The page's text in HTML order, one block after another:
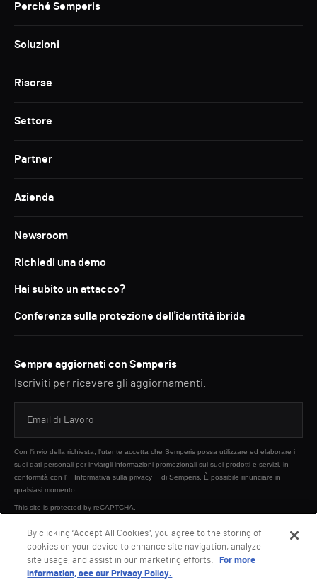
Perché Semperis
Soluzioni
Risorse
Settore
Partner
Azienda
Newsroom
Richiedi una demo
Hai subito un attacco?
Conferenza sulla protezione dell'identità ibrida
Sempre aggiornati con Semperis
Iscriviti per ricevere gli aggiornamenti.
Con l'invio della richiesta, l'utente accetta che Semperis possa utilizzare ed elaborare i
suoi dati personali per inviargli informazioni promozionali sui suoi prodotti e servizi, in
conformità con l'
Informativa sulla privacy
di Semperis. È possibile rinunciare in
qualsiasi momento.
This site is protected by reCAPTCHA.
INVIA
By clicking “Accept All Cookies”, you agree to the storing of
cookies on your device to enhance site navigation, analyze
site usage, and assist in our marketing efforts.
For more
information, see our Privacy Policy.